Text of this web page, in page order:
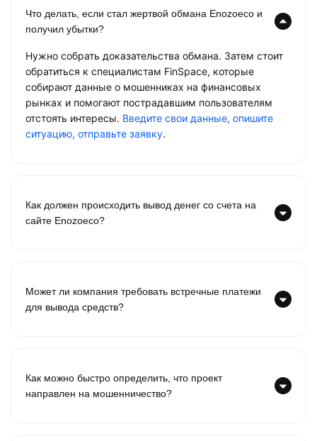
Что делать, если стал жертвой обмана Enozoeco и
получил убытки?
Нужно собрать доказательства обмана. Затем стоит
обратиться к специалистам FinSpace, которые
собирают данные о мошенниках на финансовых
рынках и помогают пострадавшим пользователям
отстоять интересы. Введите свои данные, опишите
ситуацию, отправьте заявку.
Как должен происходить вывод денег со счета на
сайте Enozoeco?
Может ли компания требовать встречные платежи
для вывода средств?
Как можно быстро определить, что проект
направлен на мошенничество?